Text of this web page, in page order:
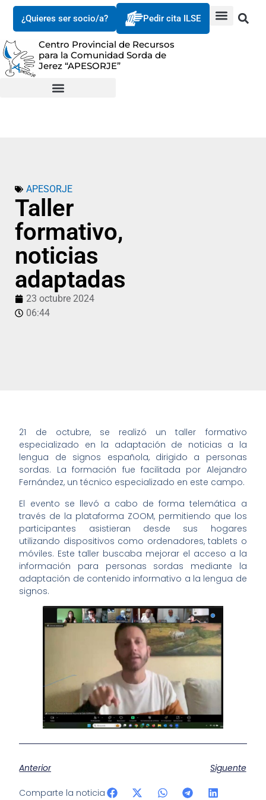
¿Quieres ser socio/a? Pedir cita ILSE
Centro Provincial de Recursos
para la Comunidad Sorda de
Jerez “APESORJE”
APESORJE
Taller
formativo,
noticias
adaptadas
23 octubre 2024
06:44
21 de octubre, se realizó un taller formativo
especializado en la adaptación de noticias a la
lengua de signos española, dirigido a personas
sordas. La formación fue facilitada por Alejandro
Fernández, un técnico especializado en este campo.
El evento se llevó a cabo de forma telemática a
través de la plataforma ZOOM, permitiendo que los
participantes asistieran desde sus hogares
utilizando dispositivos como ordenadores, tablets o
móviles. Este taller buscaba mejorar el acceso a la
información para personas sordas mediante la
adaptación de contenido informativo a la lengua de
signos.
Anterior Siguente
Comparte la noticia